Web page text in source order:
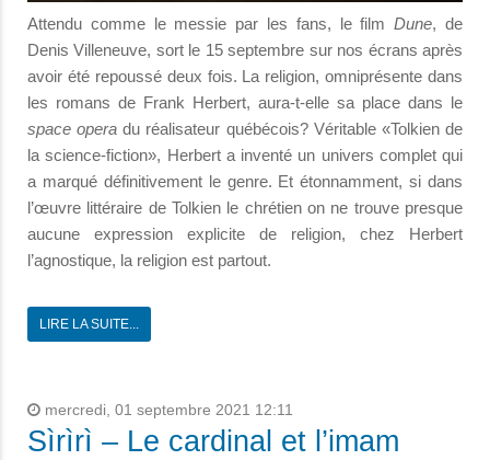
Attendu comme le messie par les fans, le filmDune, de
Denis Villeneuve, sort le 15 septembre sur nos écrans après
avoir été repoussé deux fois. La religion, omniprésente dans
les romans de Frank Herbert, aura-t-elle sa place dans le
space opera du réalisateur québécois? Véritable «Tolkien de
la science-fiction», Herbert a inventé un univers complet qui
a marqué définitivement le genre. Et étonnamment, si dans
l’œuvre littéraire de Tolkien le chrétien on ne trouve presque
aucune expression explicite de religion, chez Herbert
l’agnostique, la religion est partout.
LIRE LA SUITE...
mercredi, 01 septembre 2021 12:11
Sìrìrì – Le cardinal et l’imam